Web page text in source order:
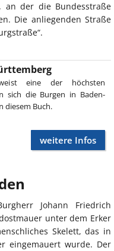
der die Bundesstraße
Die anliegenden Straße
eine der höchsten
sich die Burgen in Baden-
diesem Buch.
weitere Infos
Johann Friedrich
unter dem Erker
Skelett, das in
eingemauert wurde. Der